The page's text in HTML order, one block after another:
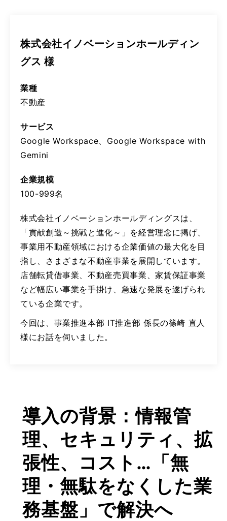
株式会社イノベーションホールディン
グス 様
業種
不動産
サービス
Google Workspace、Google Workspace with
Gemini
企業規模
100-999名
株式会社イノベーションホールディングスは、
「貢献創造～挑戦と進化～」を経営理念に掲げ、
事業用不動産領域における企業価値の最大化を目
指し、さまざまな不動産事業を展開しています。
店舗転貸借事業、不動産売買事業、家賃保証事業
など幅広い事業を手掛け、急速な発展を遂げられ
ている企業です。
今回は、事業推進本部 IT推進部 係長の篠崎 直人
様にお話を伺いました。
導入の背景：情報管
理、セキュリティ、拡
張性、コスト…「無
理・無駄をなくした業
務基盤」で解決へ